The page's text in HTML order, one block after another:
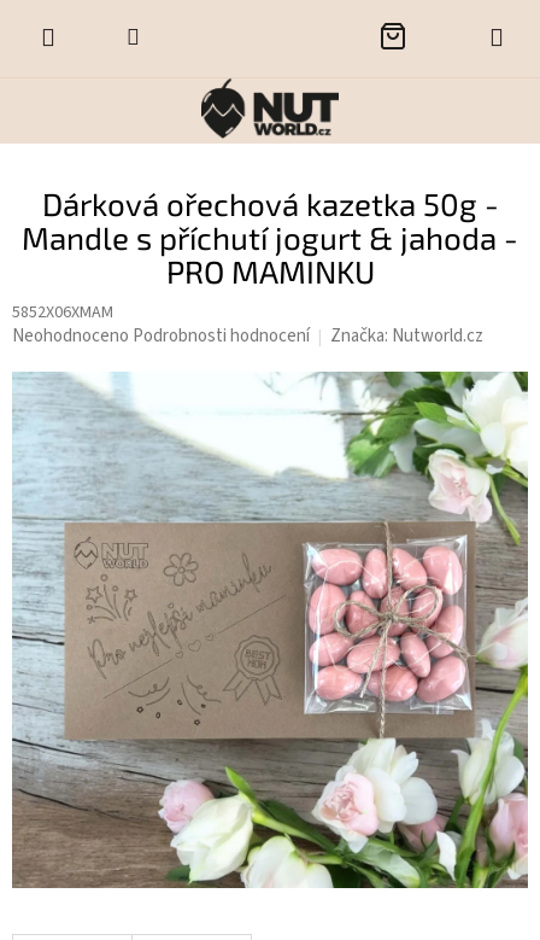
NÁKUPNÍ
Dárková ořechová kazetka 50g -
Mandle s příchutí jogurt & jahoda -
PRO MAMINKU
5852X06XMAM
Průměrné
produktu
je
0,0
z
5
hvězdiček.
Neohodnoceno Podrobnosti hodnocení Značka: Nutworld.cz